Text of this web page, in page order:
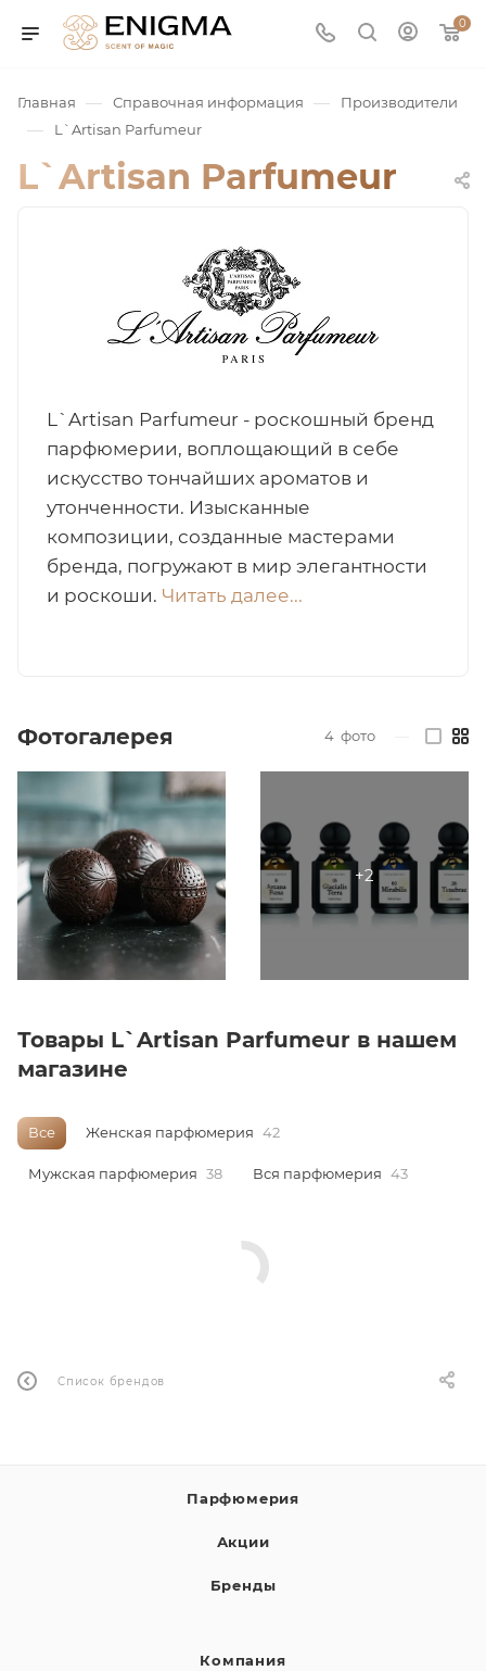
0
/ Нишевая
Арабская
сертификат
Главная — Справочная информация — Производители
— L`Artisan Parfumeur
L`Artisan Parfumeur
L`Artisan Parfumeur - роскошный бренд
парфюмерии, воплощающий в себе
искусство тончайших ароматов и
утонченности. Изысканные
композиции, созданные мастерами
бренда, погружают в мир элегантности
и роскоши. Читать далее...
Фотогалерея 4 фото
Товары L`Artisan Parfumeur в нашем
магазине
Все Женская парфюмерия 42
Мужская парфюмерия 38 Вся парфюмерия 43
Список брендов
Парфюмерия
Акции
Бренды
Компания